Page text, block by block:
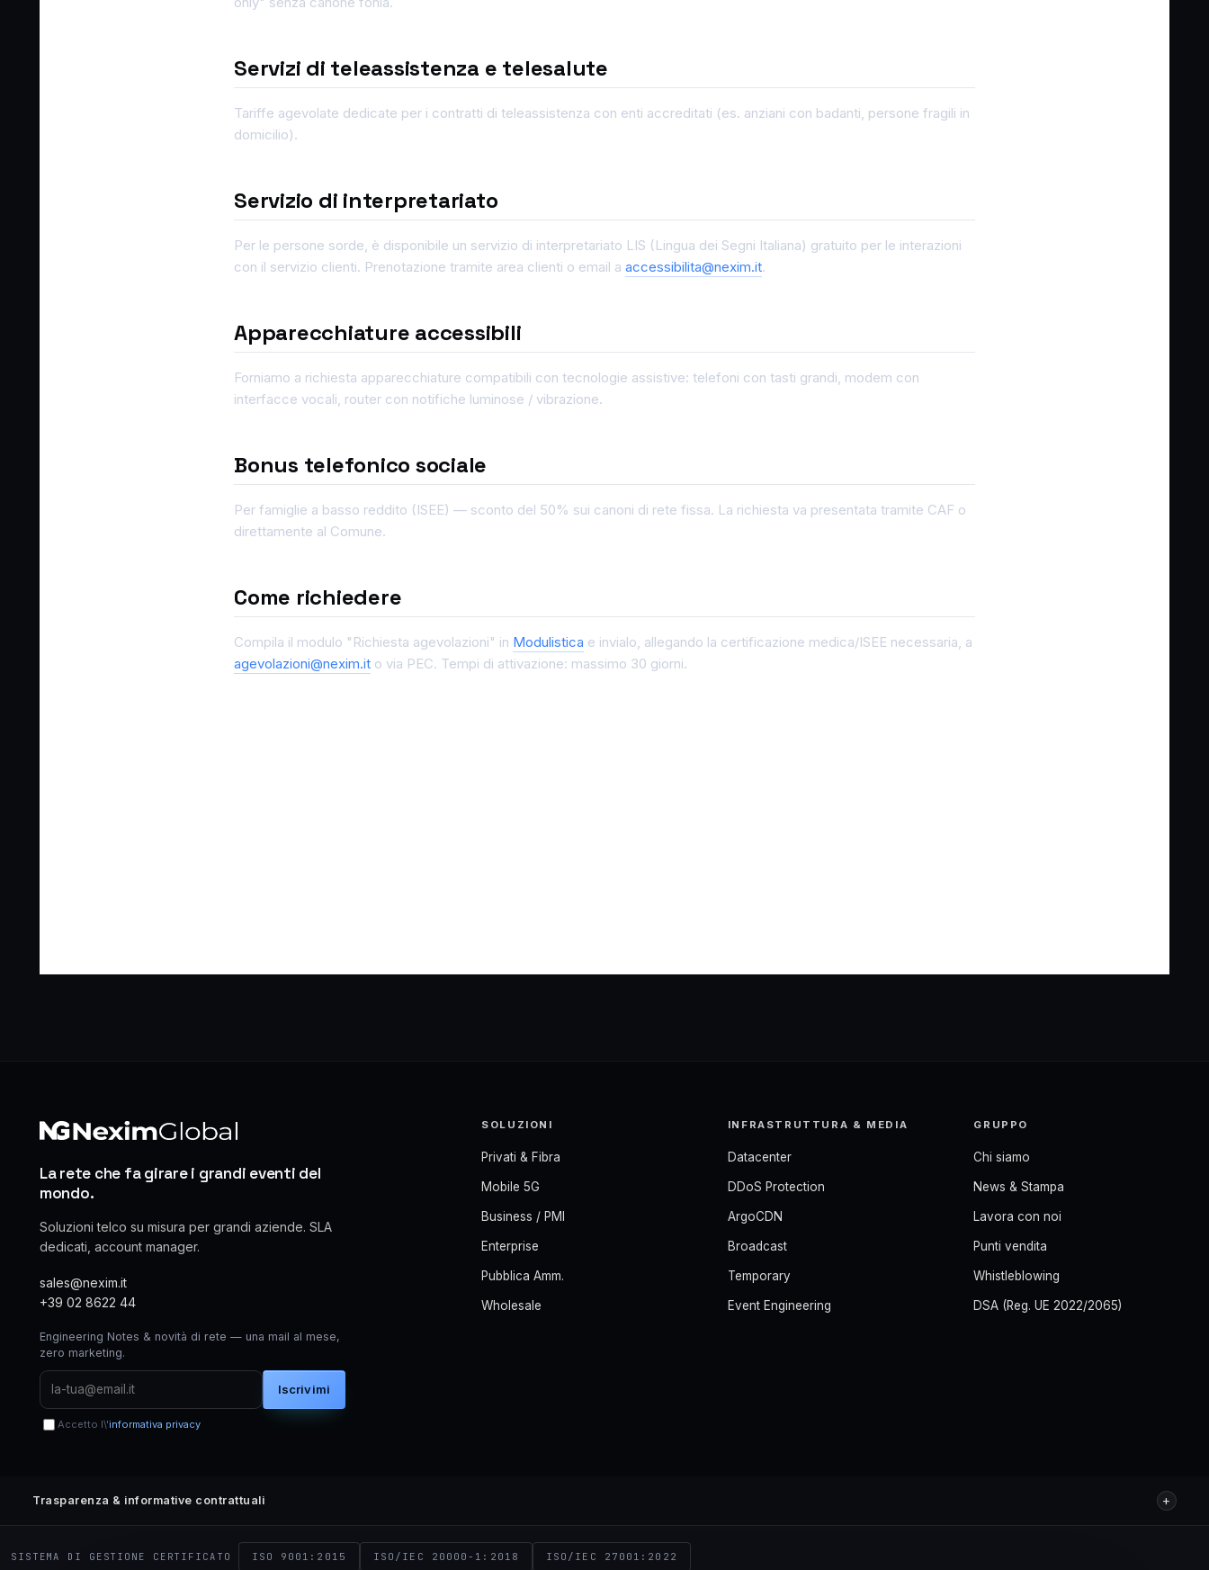
Servizi di teleassistenza e telesalute
Tariffe agevolate dedicate per i contratti di teleassistenza con enti accreditati (es. anziani con badanti, persone fragili in
domicilio).
Servizio di interpretariato
Per le persone sorde, è disponibile un servizio di interpretariato LIS (Lingua dei Segni Italiana) gratuito per le interazioni
con il servizio clienti. Prenotazione tramite area clienti o email a accessibilita@nexim.it.
Apparecchiature accessibili
Forniamo a richiesta apparecchiature compatibili con tecnologie assistive: telefoni con tasti grandi, modem con
interfacce vocali, router con notifiche luminose / vibrazione.
Bonus telefonico sociale
Per famiglie a basso reddito (ISEE) — sconto del 50% sui canoni di rete fissa. La richiesta va presentata tramite CAF o
direttamente al Comune.
Come richiedere
Compila il modulo "Richiesta agevolazioni" in Modulistica e invialo, allegando la certificazione medica/ISEE necessaria, a
agevolazioni@nexim.it o via PEC. Tempi di attivazione: massimo 30 giorni.
La rete che fa girare i grandi eventi del
mondo.
Soluzioni telco su misura per grandi aziende. SLA
dedicati, account manager.
sales@nexim.it
+39 02 8622 44
Engineering Notes & novità di rete — una mail al mese,
zero marketing.
Iscrivimi
Accetto l\'informativa privacy
SOLUZIONI
Privati & Fibra
Mobile 5G
Business / PMI
Enterprise
Pubblica Amm.
Wholesale
INFRASTRUTTURA & MEDIA
Datacenter
DDoS Protection
ArgoCDN
Broadcast
Temporary
Event Engineering
GRUPPO
Chi siamo
News & Stampa
Lavora con noi
Punti vendita
Whistleblowing
DSA (Reg. UE 2022/2065)
Trasparenza & informative contrattuali +
SISTEMA DI GESTIONE CERTIFICATO ISO 9001:2015 ISO/IEC 20000-1:2018 ISO/IEC 27001:2022